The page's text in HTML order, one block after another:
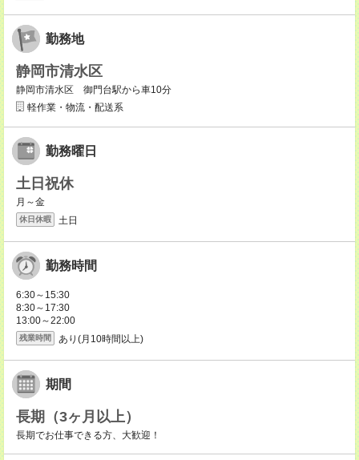
勤務地
静岡市清水区
静岡市清水区 御門台駅から車10分
軽作業・物流・配送系
勤務曜日
土日祝休
月～金
休日休暇 土日
勤務時間
6:30～15:30
8:30～17:30
13:00～22:00
残業時間 あり(月10時間以上)
期間
長期（3ヶ月以上）
長期でお仕事できる方、大歓迎！